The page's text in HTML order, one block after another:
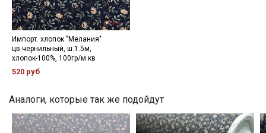
Импорт. хлопок "Мелания"
цв.чернильный, ш.1.5м,
хлопок-100%, 100гр/м.кв
520 руб
Аналоги, которые так же подойдут
Мы публикуем здесь дополнительные
промокоды и скидки до 30% на узкие
категории тканей
Электронная почта
Подписаться